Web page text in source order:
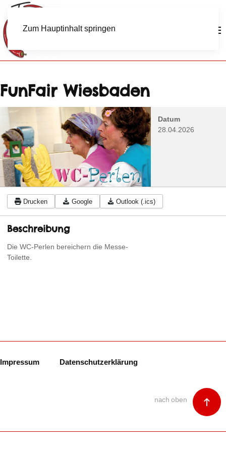
Zum Hauptinhalt springen
FunFair Wiesbaden
Datum
28.04.2026
Drucken Google Outlook (.ics)
Beschreibung
Die WC-Perlen bereichern die Messe-
Toilette.
Impressum Datenschutzerklärung
nach oben